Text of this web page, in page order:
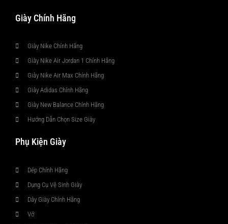
Giày Chính Hãng
Giày Nike Chính Hãng
Giày Nike Air Jordan 1 Chính Hãng
Giày Nike Air Max Chính Hãng
Giày Adidas Chính Hãng
Giày New Balance Chính Hãng
Hướng Dẫn Chọn Size Giày
Phụ Kiện Giày
Dép Chính Hãng
Dụng Cụ Vệ Sinh Giày
Dây Giày Chính Hãng
Vớ